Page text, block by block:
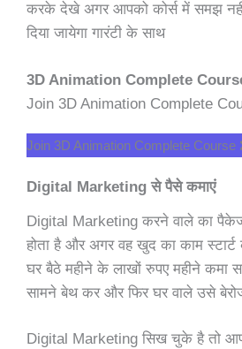
करके देखे अगर आपको कोर्स में समझ
दिया जायेगा गारंटी के साथ
3D Animation Complete
Join 3D Animation Complete
Join 3D Animation Complete Course
Digital Marketing से पैसे कमाएं
Digital Marketing करने वाले का
होता है और अगर वह खुद का काम स्टार्ट
घर बैठे महीने के लाखों रुपए महीने
सामने बेथ कर और फिर घर वाले उसे
Digital Marketing सिख चुके है तो